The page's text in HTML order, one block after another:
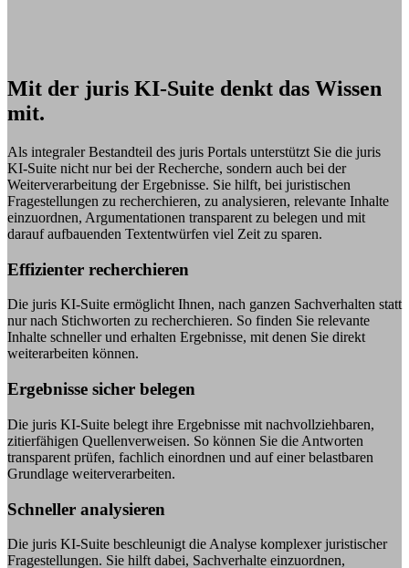
Mit der juris KI-Suite denkt das Wissen
mit.
Als integraler Bestandteil des juris Portals unterstützt Sie die juris
KI-Suite nicht nur bei der Recherche, sondern auch bei der
Weiterverarbeitung der Ergebnisse. Sie hilft, bei juristischen
Fragestellungen zu recherchieren, zu analysieren, relevante Inhalte
einzuordnen, Argumentationen transparent zu belegen und mit
darauf aufbauenden Textentwürfen viel Zeit zu sparen.
Effizienter recherchieren
Die juris KI-Suite ermöglicht Ihnen, nach ganzen Sachverhalten statt
nur nach Stichworten zu recherchieren. So finden Sie relevante
Inhalte schneller und erhalten Ergebnisse, mit denen Sie direkt
weiterarbeiten können.
Ergebnisse sicher belegen
Die juris KI-Suite belegt ihre Ergebnisse mit nachvollziehbaren,
zitierfähigen Quellenverweisen. So können Sie die Antworten
transparent prüfen, fachlich einordnen und auf einer belastbaren
Grundlage weiterverarbeiten.
Schneller analysieren
Die juris KI-Suite beschleunigt die Analyse komplexer juristischer
Fragestellungen. Sie hilft dabei, Sachverhalte einzuordnen,